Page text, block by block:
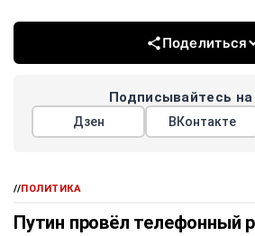
Поделиться
Подписывайтесь на
Дзен ВКонтакте
//ПОЛИТИКА
Путин провёл телефонный